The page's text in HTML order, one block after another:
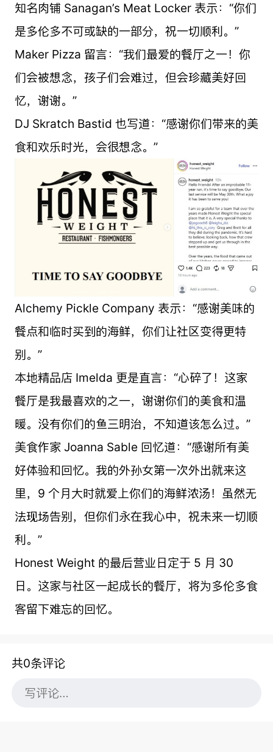
知名肉铺 Sanagan’s Meat Locker 表示：“你们
是多伦多不可或缺的一部分，祝一切顺利。”
Maker Pizza 留言：“我们最爱的餐厅之一！你
们会被想念，孩子们会难过，但会珍藏美好回
忆，谢谢。”
DJ Skratch Bastid 也写道：“感谢你们带来的美
食和欢乐时光，会很想念。”
Alchemy Pickle Company 表示：“感谢美味的
餐点和临时买到的海鲜，你们让社区变得更特
别。”
本地精品店 Imelda 更是直言：“心碎了！这家
餐厅是我最喜欢的之一，谢谢你们的美食和温
暖。没有你们的鱼三明治，不知道该怎么过。”
美食作家 Joanna Sable 回忆道：“感谢所有美
好体验和回忆。我的外孙女第一次外出就来这
里，9 个月大时就爱上你们的海鲜浓汤！虽然无
法现场告别，但你们永在我心中，祝未来一切顺
利。”
Honest Weight 的最后营业日定于 5 月 30
日。这家与社区一起成长的餐厅，将为多伦多食
客留下难忘的回忆。
共0条评论